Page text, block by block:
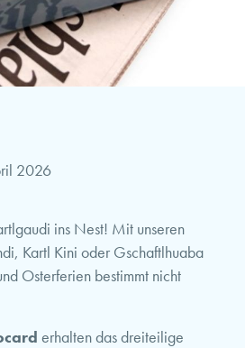
2026
ins Nest! Mit unseren
Kartl Kini oder Gschaftlhuaba
Osterferien bestimmt nicht
erhalten das dreiteilige